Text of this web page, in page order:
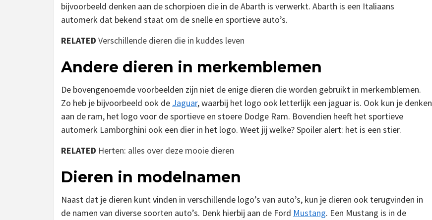
bijvoorbeeld denken aan de schorpioen die in de Abarth is verwerkt. Abarth is een Italiaans
automerk dat bekend staat om de snelle en sportieve auto’s.
RELATED Verschillende dieren die in kuddes leven
Andere dieren in merkemblemen
De bovengenoemde voorbeelden zijn niet de enige dieren die worden gebruikt in merkemblemen.
Zo heb je bijvoorbeeld ook de Jaguar, waarbij het logo ook letterlijk een jaguar is. Ook kun je denken
aan de ram, het logo voor de sportieve en stoere Dodge Ram. Bovendien heeft het sportieve
automerk Lamborghini ook een dier in het logo. Weet jij welke? Spoiler alert: het is een stier.
RELATED Herten: alles over deze mooie dieren
Dieren in modelnamen
Naast dat je dieren kunt vinden in verschillende logo’s van auto’s, kun je dieren ook terugvinden in
de namen van diverse soorten auto’s. Denk hierbij aan de Ford Mustang. Een Mustang is in de